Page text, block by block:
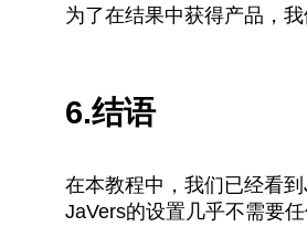
为了在结果中获得产品，
6.结语
在本教程中，我们已经看
JaVers的设置几乎不需要任